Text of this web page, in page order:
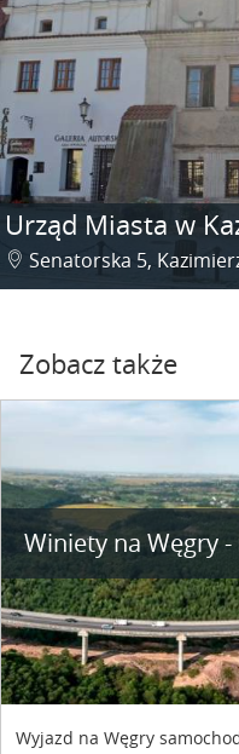
Urząd Miasta w
Senatorska 5,
Zobacz także
Winiety na Węgry
Wyjazd na Węgry